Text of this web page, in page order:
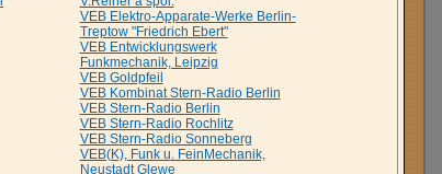
VEB Elektro-Apparate-Werke Berlin-
Treptow "Friedrich Ebert"
VEB Entwicklungswerk
Funkmechanik, Leipzig
VEB Goldpfeil
VEB Kombinat Stern-Radio Berlin
VEB Stern-Radio Berlin
VEB Stern-Radio Rochlitz
VEB Stern-Radio Sonneberg
VEB(K), Funk u. FeinMechanik,
Neustadt Glewe